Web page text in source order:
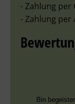
- Zahlung per
- Zahlung per
Bin